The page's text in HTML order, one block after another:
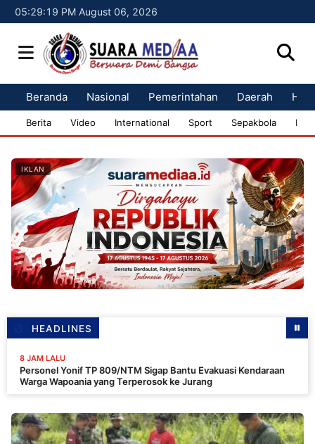
05:29:20 PM August 06, 2026
Beranda Nasional Pemerintahan Daerah
Berita Video International Sport Sepakbola
IKLAN
HEADLINES
Yonif TP 809/NTM Sigap Bantu Evakuasi Kendaraan
yang Terperosok ke Jurang